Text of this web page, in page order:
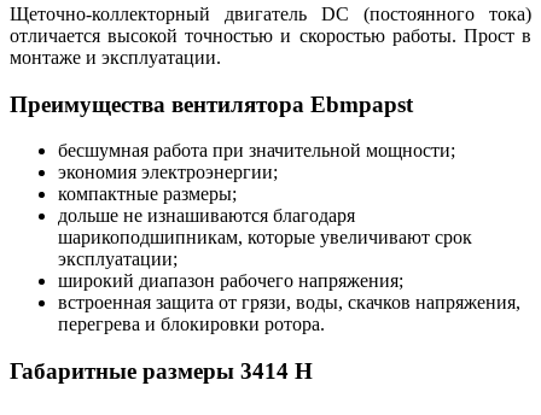
Щеточно-коллекторный двигатель DC (постоянного тока)
отличается высокой точностью и скоростью работы. Прост в
монтаже и эксплуатации.
Преимущества вентилятора Ebmpapst
бесшумная работа при значительной мощности;
экономия электроэнергии;
компактные размеры;
дольше не изнашиваются благодаря
шарикоподшипникам, которые увеличивают срок
эксплуатации;
широкий диапазон рабочего напряжения;
встроенная защита от грязи, воды, скачков напряжения,
перегрева и блокировки ротора.
Габаритные размеры 3414 H